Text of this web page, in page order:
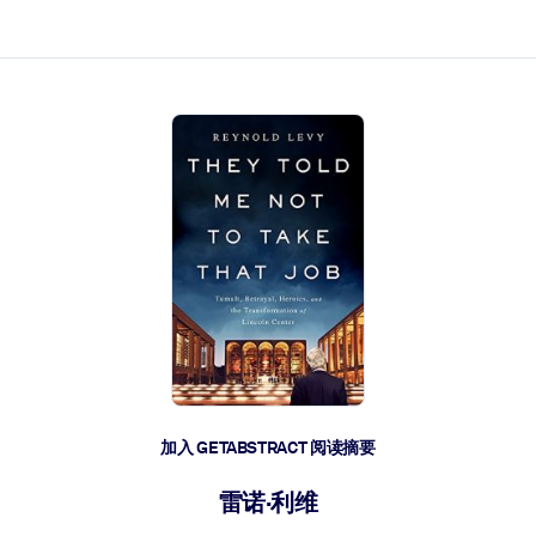
加入 GETABSTRACT 阅读摘要
雷诺·利维